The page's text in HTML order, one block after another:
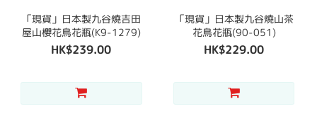
「現貨」日本製九谷燒吉田
屋山櫻花鳥花瓶(K9-1279)
HK$239.00
「現貨」日本製九谷燒山茶
花鳥花瓶(90-051)
HK$229.00